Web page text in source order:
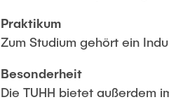
Praktikum
Zum Studium gehört ein
Besonderheit
Die TUHH bietet außerdem